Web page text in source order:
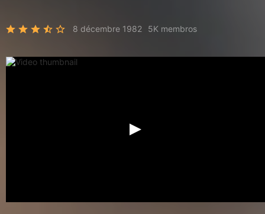
8 décembre 1982 5K membros